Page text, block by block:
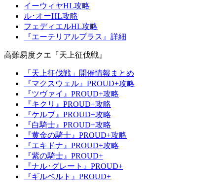
イーウィヤHL攻略
ル･オーHL攻略
フェディエルHL攻略
『エーテリアルプラス』詳細
高難易度クエ『天上征伐戦』
「天上征伐戦」開催情報まとめ
『マクスウェル』PROUD+攻略
『ツヴァイ』PROUD+攻略
『キクリ』PROUD+攻略
『ケルブ』PROUD+攻略
『白騎士』PROUD+攻略
『黄金の騎士』PROUD+攻略
『エキドナ』PROUD+攻略
『紫の騎士』PROUD+
『ナル･グレート』PROUD+
『ギルベルト』PROUD+